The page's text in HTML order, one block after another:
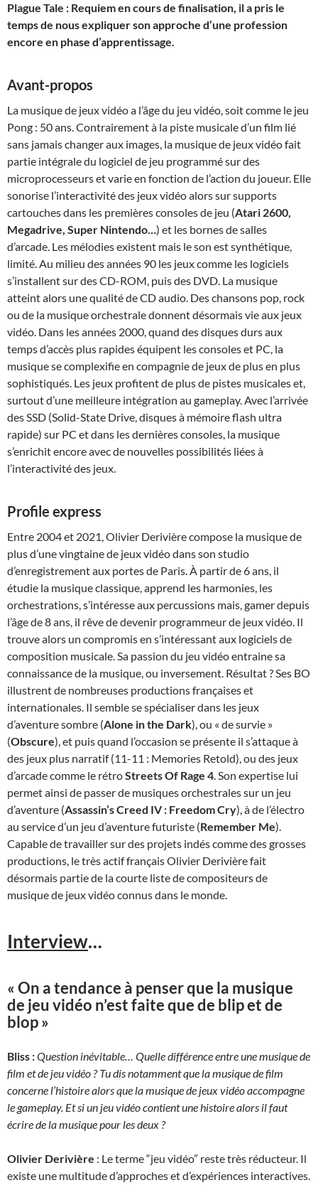
Plague Tale : Requiem en cours de finalisation, il a pris le
temps de nous expliquer son approche d’une profession
encore en phase d’apprentissage.
Avant-propos
La musique de jeux vidéo a l’âge du jeu vidéo, soit comme le jeu
Pong : 50 ans. Contrairement à la piste musicale d’un film lié
sans jamais changer aux images, la musique de jeux vidéo fait
partie intégrale du logiciel de jeu programmé sur des
microprocesseurs et varie en fonction de l’action du joueur. Elle
sonorise l’interactivité des jeux vidéo alors sur supports
cartouches dans les premières consoles de jeu (Atari 2600,
Megadrive, Super Nintendo…) et les bornes de salles
d’arcade. Les mélodies existent mais le son est synthétique,
limité. Au milieu des années 90 les jeux comme les logiciels
s’installent sur des CD-ROM, puis des DVD. La musique
atteint alors une qualité de CD audio. Des chansons pop, rock
ou de la musique orchestrale donnent désormais vie aux jeux
vidéo. Dans les années 2000, quand des disques durs aux
temps d’accès plus rapides équipent les consoles et PC, la
musique se complexifie en compagnie de jeux de plus en plus
sophistiqués. Les jeux profitent de plus de pistes musicales et,
surtout d’une meilleure intégration au gameplay. Avec l’arrivée
des SSD (Solid-State Drive, disques à mémoire flash ultra
rapide) sur PC et dans les dernières consoles, la musique
s’enrichit encore avec de nouvelles possibilités liées à
l’interactivité des jeux.
Profile express
Entre 2004 et 2021, Olivier Derivière compose la musique de
plus d’une vingtaine de jeux vidéo dans son studio
d’enregistrement aux portes de Paris. À partir de 6 ans, il
étudie la musique classique, apprend les harmonies, les
orchestrations, s’intéresse aux percussions mais, gamer depuis
l’âge de 8 ans, il rêve de devenir programmeur de jeux vidéo. Il
trouve alors un compromis en s’intéressant aux logiciels de
composition musicale. Sa passion du jeu vidéo entraine sa
connaissance de la musique, ou inversement. Résultat ? Ses BO
illustrent de nombreuses productions françaises et
internationales. Il semble se spécialiser dans les jeux
d’aventure sombre (Alone in the Dark), ou « de survie »
(Obscure), et puis quand l’occasion se présente il s’attaque à
des jeux plus narratif (11-11 : Memories Retold), ou des jeux
d’arcade comme le rétroStreets Of Rage 4. Son expertise lui
permet ainsi de passer de musiques orchestrales sur un jeu
d’aventure (Assassin’s Creed IV : Freedom Cry), à de l’électro
au service d’un jeu d’aventure futuriste (Remember Me).
Capable de travailler sur des projets indés comme des grosses
productions, le très actif français Olivier Derivière fait
désormais partie de la courte liste de compositeurs de
musique de jeux vidéo connus dans le monde.
Interview…
« On a tendance à penser que la musique
de jeu vidéo n’est faite que de blip et de
blop »
Bliss :Question inévitable… Quelle différence entre une musique de
film et de jeu vidéo ? Tu dis notamment que la musique de film
concerne l’histoire alors que la musique de jeux vidéo accompagne
le gameplay. Et si un jeu vidéo contient une histoire alors il faut
écrire de la musique pour les deux ?
Olivier Derivière : Le terme “jeu vidéo” reste très réducteur. Il
existe une multitude d’approches et d’expériences interactives.